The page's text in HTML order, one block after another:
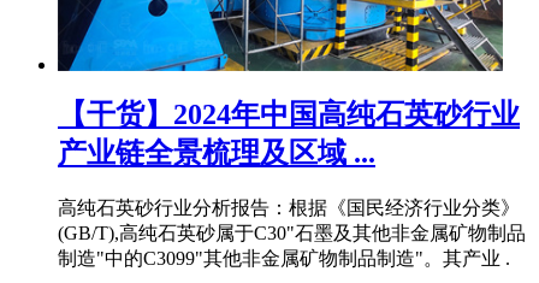
【干货】2024年中国高纯石英砂行业
产业链全景梳理及区域 ...
高纯石英砂行业分析报告：根据《国民经济行业分类》
(GB/T),高纯石英砂属于C30"石墨及其他非金属矿物制品
制造"中的C3099"其他非金属矿物制品制造"。其产业 .